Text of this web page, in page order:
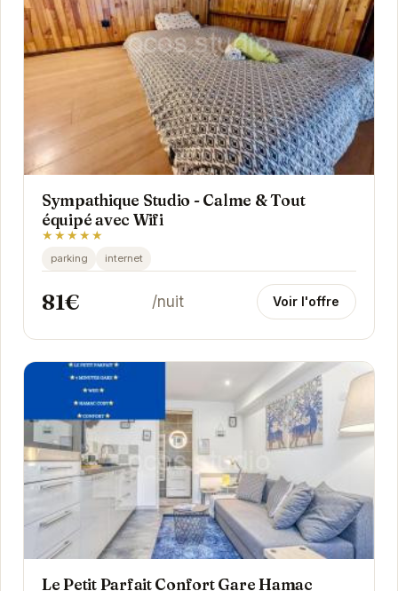
Sympathique Studio - Calme & Tout
équipé avec Wifi
★★★★★
parking internet
81€ /nuit Voir l'offre
Le Petit Parfait Confort Gare Hamac